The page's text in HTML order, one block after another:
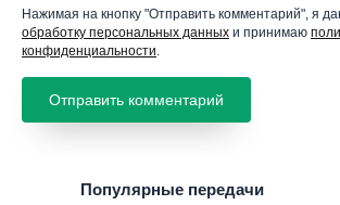
Нажимая на кнопку "Отправить комментарий", я
обработку персональных данных и принимаю
конфиденциальности.
Популярные передачи